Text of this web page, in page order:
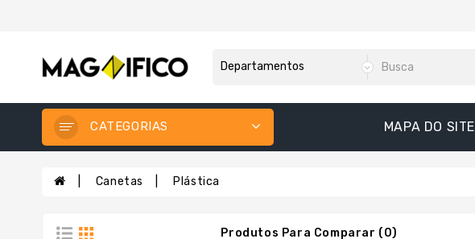
CATEGORIAS MAPA DO SITE
Canetas Plástica
Produtos Para Comparar (0)